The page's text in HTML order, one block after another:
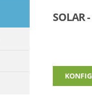
SOLAR